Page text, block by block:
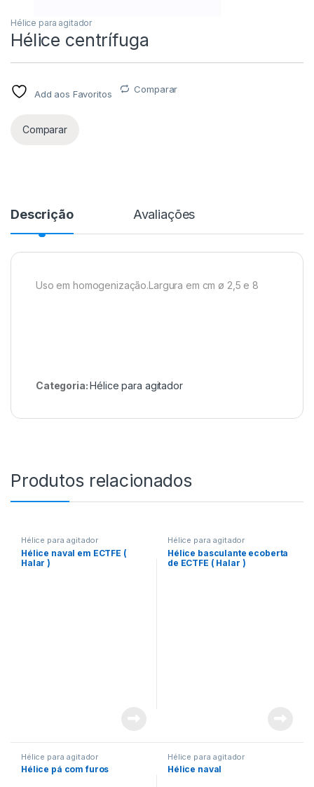
Hélice para agitador
Hélice centrífuga
Add aos Favoritos Comparar
Comparar
Descrição Avaliações
Uso em homogenização.Largura em cm ø 2,5 e 8
Categoria:Hélice para agitador
Produtos relacionados
Hélice para agitador
Hélice naval em ECTFE (
Halar )
Hélice para agitador
Hélice basculante ecoberta
de ECTFE ( Halar )
Hélice para agitador
Hélice pá com furos
Hélice para agitador
Hélice naval